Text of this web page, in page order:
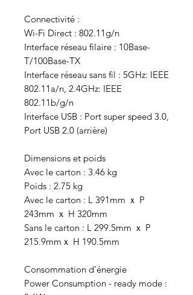
Connectivité :
Wi-Fi Direct : 802.11g/n
Interface réseau filaire : 10Base-
T/100Base-TX
Interface réseau sans fil : 5GHz: IEEE
802.11a/n, 2.4GHz: IEEE
802.11b/g/n
Interface USB : Port super speed 3.0,
Port USB 2.0 (arrière)
Dimensions et poids
Avec le carton : 3.46 kg
Poids : 2.75 kg
Avec le carton : L 391mm ｘ P
243mm ｘ H 320mm
Sans le carton : L 299.5mm ｘ P
215.9mmｘ H 190.5mm
Consommation d’énergie
Power Consumption - ready mode :